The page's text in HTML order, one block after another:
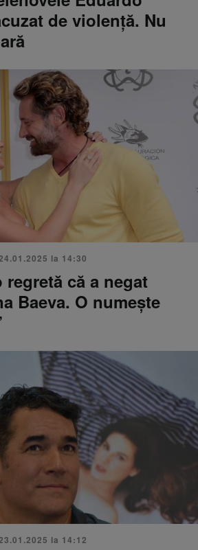
de violență. Nu
la 14:30
că a negat
Baeva. O numește
la 14:12